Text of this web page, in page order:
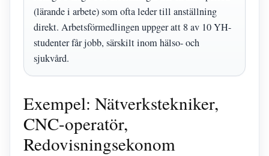
(lärande i arbete) som ofta leder till anställning
direkt. Arbetsförmedlingen uppger att 8 av 10 YH-
studenter får jobb, särskilt inom hälso- och
sjukvård.
Exempel: Nätverkstekniker,
CNC-operatör,
Redovisningsekonom